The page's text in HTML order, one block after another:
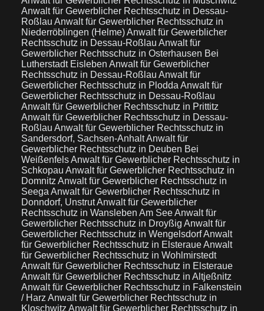
Anwalt für Gewerblicher Rechtsschutz in Dessau-
Roßlau Anwalt für Gewerblicher Rechtsschutz in
Niederröblingen (Helme)Anwalt für Gewerblicher
Rechtsschutz in Dessau-Roßlau Anwalt für
Gewerblicher Rechtsschutz in Osterhausen Bei
Lutherstadt Eisleben Anwalt für Gewerblicher
Rechtsschutz in Dessau-Roßlau Anwalt für
Gewerblicher Rechtsschutz in Plodda Anwalt für
Gewerblicher Rechtsschutz in Dessau-Roßlau
Anwalt für Gewerblicher Rechtsschutz in Prittitz
Anwalt für Gewerblicher Rechtsschutz in Dessau-
Roßlau Anwalt für Gewerblicher Rechtsschutz in
Sandersdorf, Sachsen-AnhaltAnwalt für
Gewerblicher Rechtsschutz in Deuben Bei
WeißenfelsAnwalt für Gewerblicher Rechtsschutz in
Schkopau Anwalt für Gewerblicher Rechtsschutz in
Domnitz Anwalt für Gewerblicher Rechtsschutz in
Seega Anwalt für Gewerblicher Rechtsschutz in
Donndorf, UnstrutAnwalt für Gewerblicher
Rechtsschutz in Wansleben Am SeeAnwalt für
Gewerblicher Rechtsschutz in Droyßig Anwalt für
Gewerblicher Rechtsschutz in WengelsdorfAnwalt
für Gewerblicher Rechtsschutz in ElsteraueAnwalt
für Gewerblicher Rechtsschutz in Wohlmirstedt
Anwalt für Gewerblicher Rechtsschutz in Elsteraue
Anwalt für Gewerblicher Rechtsschutz in Altjeßnitz
Anwalt für Gewerblicher Rechtsschutz in Falkenstein
/ Harz Anwalt für Gewerblicher Rechtsschutz in
Kloschwitz Anwalt für Gewerblicher Rechtsschutz in